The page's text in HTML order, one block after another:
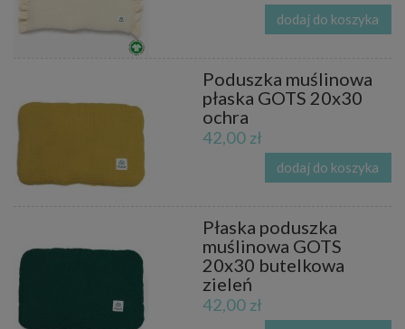
dodaj do koszyka
Poduszka muślinowa
płaska GOTS 20x30
ochra
42,00 zł
dodaj do koszyka
Płaska poduszka
muślinowa GOTS
20x30 butelkowa
zieleń
42,00 zł